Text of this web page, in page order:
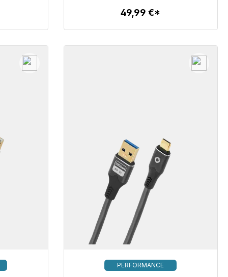
Zum Artikel
49,99 €*
PERFORMANCE